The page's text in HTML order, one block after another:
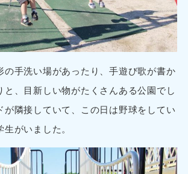
の手洗い場があったり、手遊び歌が書か
と、目新しい物がたくさんある公園でし
が隣接していて、この日は野球をしてい
がいました。